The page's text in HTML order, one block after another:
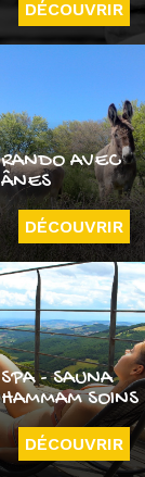
DÉCOUVRIR
RANDO AVEC
ÂNES
DÉCOUVRIR
SPA - SAUNA
HAMMAM SOINS
DÉCOUVRIR